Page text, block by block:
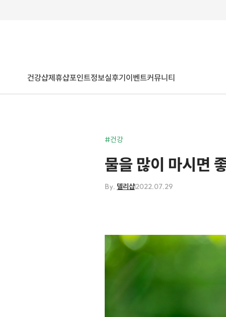
건강샵제휴샵포인트정보실후기이벤트커뮤니티
#건강
물을 많이 마시면
By. 델리샵2022.07.29